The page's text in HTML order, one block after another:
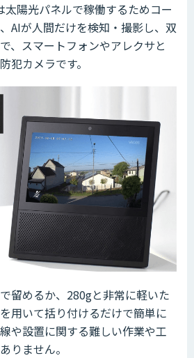
太陽光パネルで稼働するためコー
AIが人間だけを検知・撮影し、双
、スマートフォンやアレクサと
犯カメラです。
留めるか、280gと非常に軽いた
用いて括り付けるだけで簡単に
や設置に関する難しい作業や工
りません。